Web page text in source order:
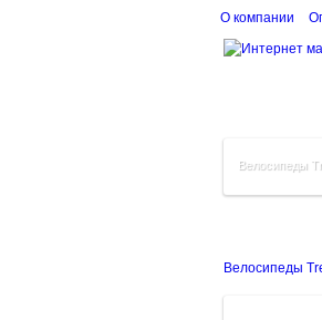
О компании
Велосипеды
Велосипеды